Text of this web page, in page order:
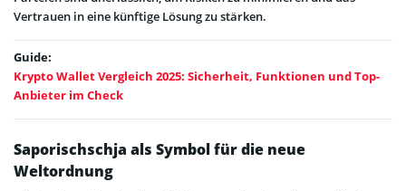
Vertrauen in eine künftige Lösung zu stärken.
Guide:
Krypto Wallet Vergleich 2025: Sicherheit, Funktionen und Top-
Anbieter im Check
Saporischschja als Symbol für die neue
Weltordnung